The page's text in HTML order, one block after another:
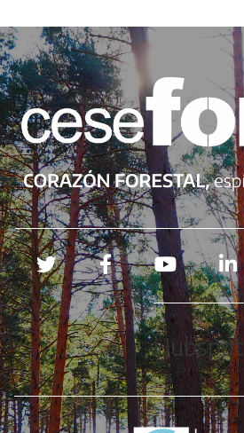
Redes sociales
Hubspot